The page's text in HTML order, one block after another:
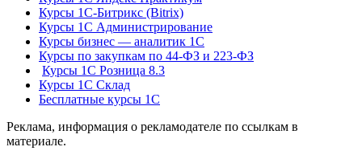
Курсы 1С-Битрикс (Bitrix)
Курсы 1С Администрирование
Курсы бизнес — аналитик 1С
Курсы по закупкам по 44‑ФЗ и 223‑ФЗ
Курсы 1С Розница 8.3
Курсы 1С Склад
Бесплатные курсы 1С
Реклама, информация о рекламодателе по ссылкам в
материале.